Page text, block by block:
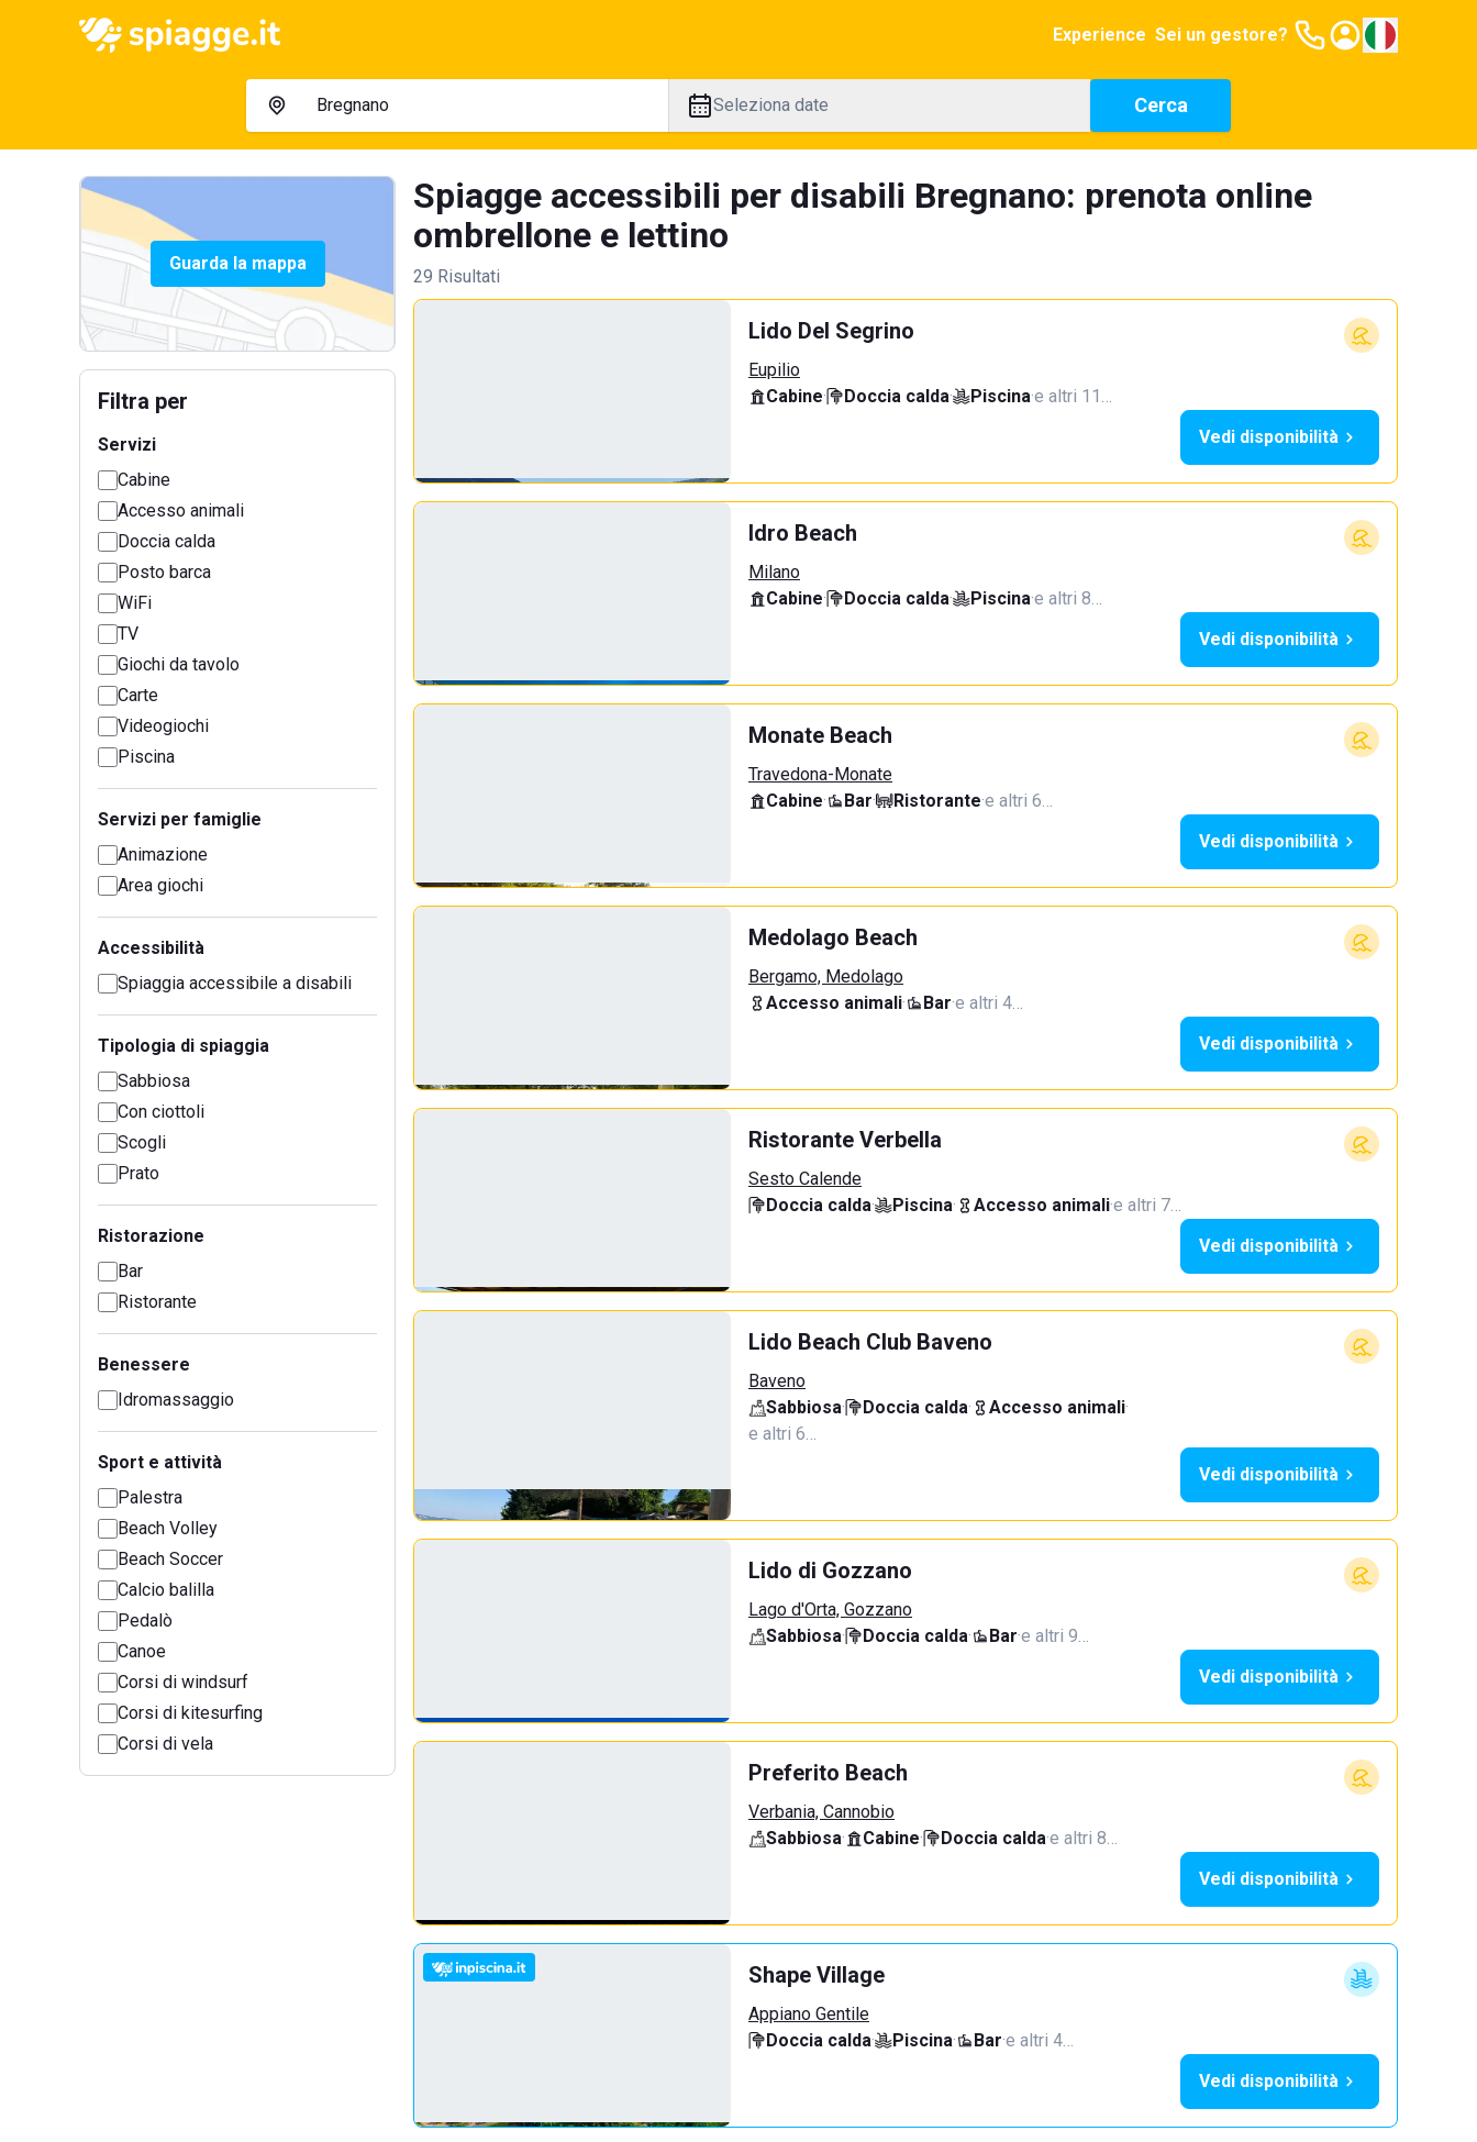
Experience Sei un gestore?
Seleziona date Cerca
Guarda la mappa
Filtra per
Servizi
Cabine
Accesso animali
Doccia calda
Posto barca
WiFi
TV
Giochi da tavolo
Carte
Videogiochi
Piscina
Servizi per famiglie
Animazione
Area giochi
Accessibilità
Spiaggia accessibile a disabili
Tipologia di spiaggia
Sabbiosa
Con ciottoli
Scogli
Prato
Ristorazione
Bar
Ristorante
Benessere
Idromassaggio
Sport e attività
Palestra
Beach Volley
Beach Soccer
Calcio balilla
Pedalò
Canoe
Corsi di windsurf
Corsi di kitesurfing
Corsi di vela
Spiagge accessibili per disabili Bregnano: prenota online
ombrellone e lettino
29 Risultati
Lido Del Segrino
Eupilio
Cabine· Doccia calda· Piscina·e altri 11…
Vedi disponibilità
Idro Beach
Milano
Cabine· Doccia calda· Piscina·e altri 8…
Vedi disponibilità
Monate Beach
Travedona-Monate
Cabine· Bar· Ristorante·e altri 6…
Vedi disponibilità
Medolago Beach
Bergamo, Medolago
Accesso animali· Bar·e altri 4…
Vedi disponibilità
Ristorante Verbella
Sesto Calende
Doccia calda· Piscina· Accesso animali·e altri 7…
Vedi disponibilità
Lido Beach Club Baveno
Baveno
Sabbiosa· Doccia calda· Accesso animali·
e altri 6…
Vedi disponibilità
Lido di Gozzano
Lago d'Orta, Gozzano
Sabbiosa· Doccia calda· Bar·e altri 9…
Vedi disponibilità
Preferito Beach
Verbania, Cannobio
Sabbiosa· Cabine· Doccia calda·e altri 8…
Vedi disponibilità
Shape Village
Appiano Gentile
Doccia calda· Piscina· Bar·e altri 4…
Vedi disponibilità